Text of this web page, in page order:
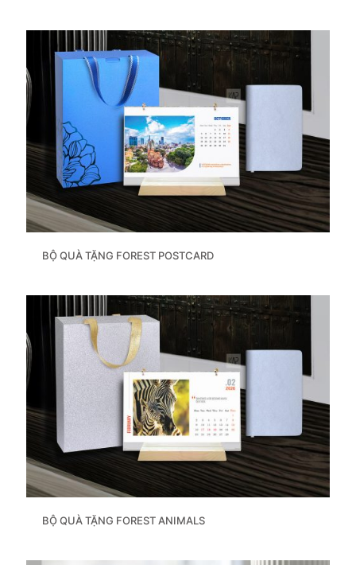
BỘ QUÀ TẶNG FOREST POSTCARD
BỘ QUÀ TẶNG FOREST ANIMALS